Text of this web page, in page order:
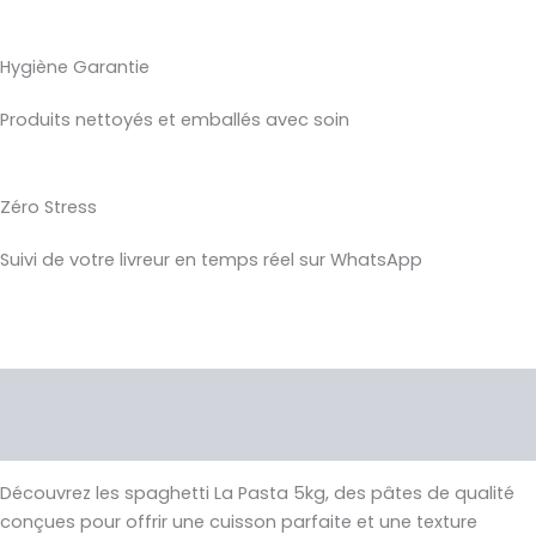
Hygiène Garantie
Produits nettoyés et emballés avec soin
Zéro Stress
Suivi de votre livreur en temps réel sur WhatsApp
Découvrez les spaghetti La Pasta 5kg, des pâtes de qualité
conçues pour offrir une cuisson parfaite et une texture